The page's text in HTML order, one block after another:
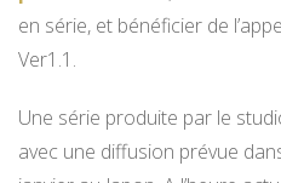
en série, et bénéficier de
Ver1.1.
Une série produite par le
avec une diffusion prévue